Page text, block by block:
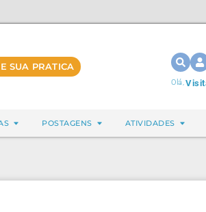
SUA PRATICA
Olá,
POSTAGENS ATIVIDADES